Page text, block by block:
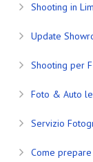
Shooting in
Update
Shooting per
Foto & Auto
Servizio
Come